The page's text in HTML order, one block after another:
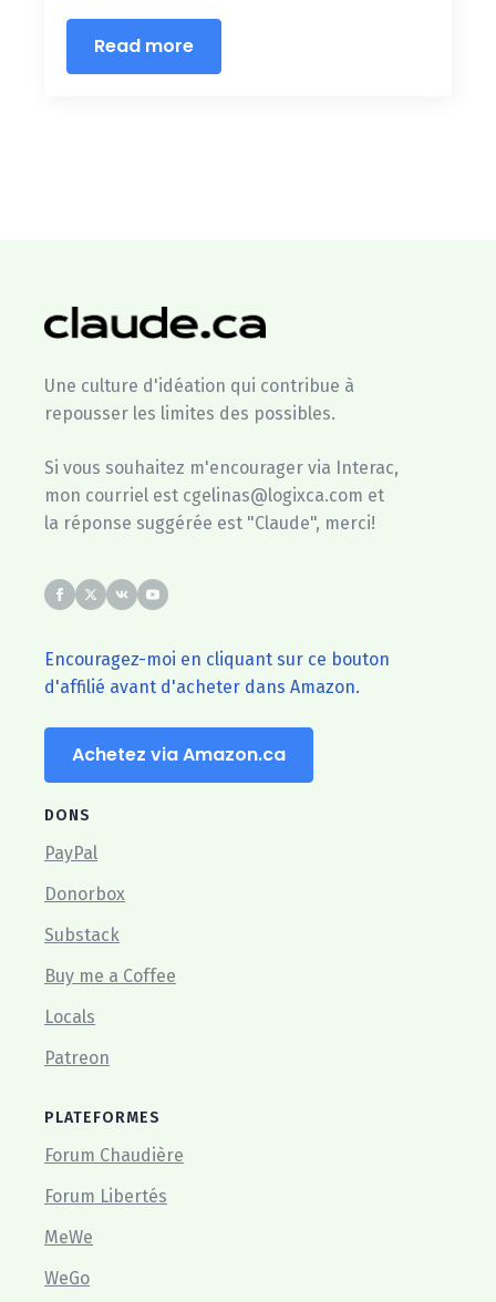
Read more
Une culture d'idéation qui contribue à
repousser les limites des possibles.
Si vous souhaitez m'encourager via Interac,
mon courriel est cgelinas@logixca.com et
la réponse suggérée est "Claude", merci!
Encouragez-moi en cliquant sur ce bouton
d'affilié avant d'acheter dans Amazon.
Achetez via Amazon.ca
DONS
PayPal
Donorbox
Substack
Buy me a Coffee
Locals
Patreon
PLATEFORMES
Forum Chaudière
Forum Libertés
MeWe
WeGo